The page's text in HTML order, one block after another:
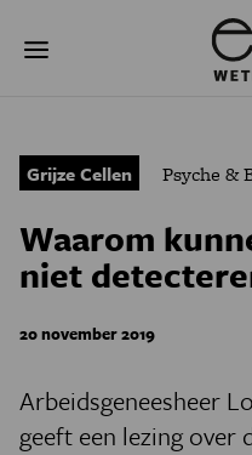
naar
GEZONDHEID
NATUURWETENSCHAPPEN
JONGE UITDAGERS
Grijze Cellen Psyche &
Waarom
niet
20 november 2019
Arbeidsgeneesheer
geeft een lezing over